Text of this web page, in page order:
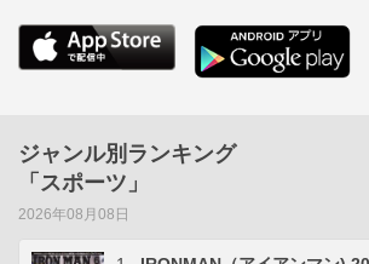
ジャンル別ランキング
「スポーツ」
2026年08月08日